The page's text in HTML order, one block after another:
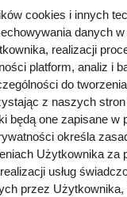
cookies i innych
danych w
realizacji
platform, analiz i
do
z naszych
będą one zapisane w
określa
Użytkownika za
usług
przez